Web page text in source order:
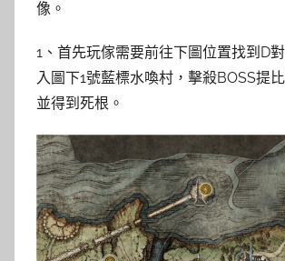
像。
1、首先玩傢需要前往下圖位置找到D
入圖下1號藍標水喚村，擊殺BOSS提
並得到死根。